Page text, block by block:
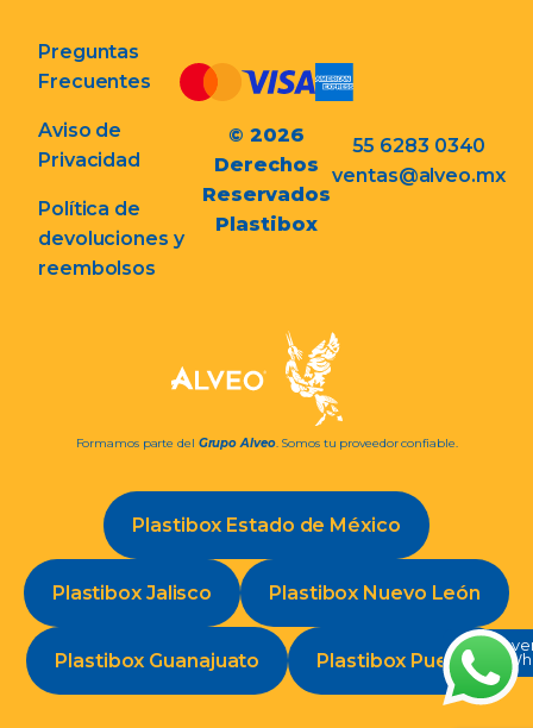
en
Preguntas
Frecuentes
Aviso de
Privacidad
Política de
devoluciones y
reembolsos
© 2026
Derechos
Reservados
Plastibox
55 6283 0340
ventas@alveo.mx
Formamos parte del Grupo Alveo. Somos tu proveedor confiable.
Plastibox Estado de México
Plastibox Jalisco Plastibox Nuevo León
Plastibox Guanajuato Plastibox Puebla